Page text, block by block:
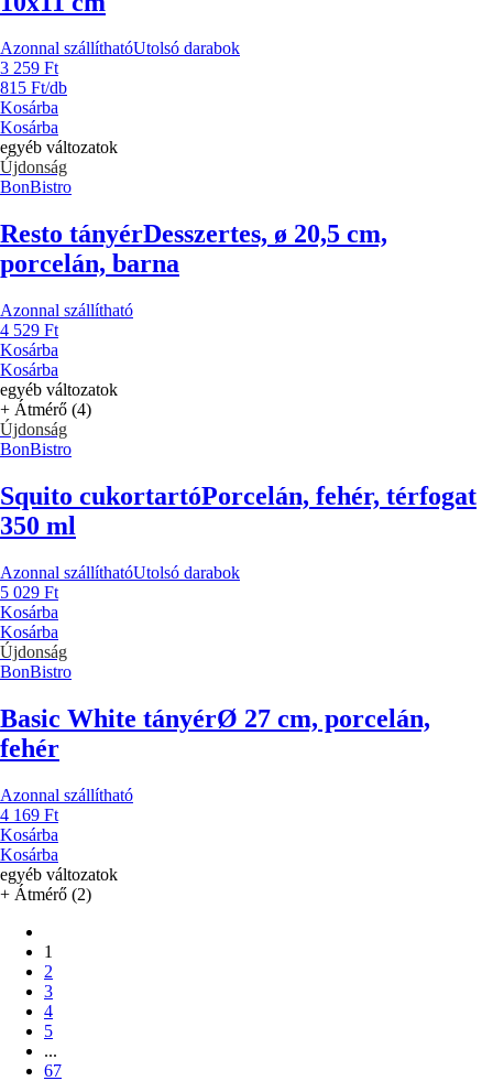
Azonnal szállíthatóUtolsó darabok
3 259 Ft
815 Ft/db
Kosárba
Kosárba
egyéb változatok
Újdonság
BonBistro
Resto tányérDesszertes, ø 20,5 cm,
porcelán, barna
Azonnal szállítható
4 529 Ft
Kosárba
Kosárba
egyéb változatok
+ Átmérő (4)
Újdonság
BonBistro
Squito cukortartóPorcelán, fehér, térfogat
350 ml
Azonnal szállíthatóUtolsó darabok
5 029 Ft
Kosárba
Kosárba
Újdonság
BonBistro
Basic White tányérØ 27 cm, porcelán,
fehér
Azonnal szállítható
4 169 Ft
Kosárba
Kosárba
egyéb változatok
+ Átmérő (2)
1
2
3
4
5
...
67